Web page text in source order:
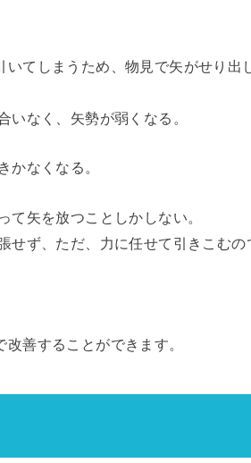
てしまうため、物見で矢がせり出
、矢勢が弱くなる。
なくなる。
矢を放つことしかしない。
、ただ、力に任せて引きこむの
善することができます。